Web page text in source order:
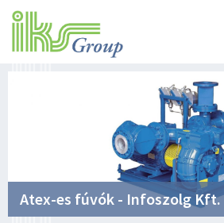
Atex-es fúvók - Infoszolg Kft.